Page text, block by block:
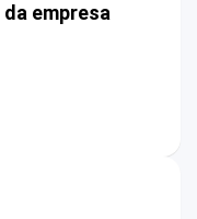
empresa